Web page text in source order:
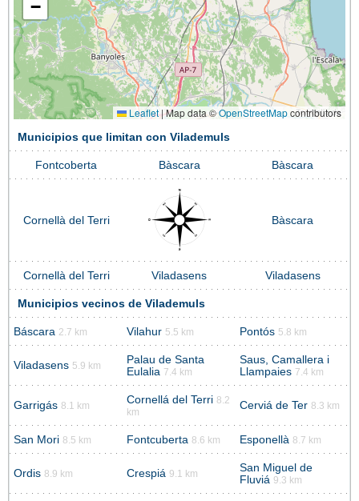
−
Leaflet|Map data ©OpenStreetMapcontributors
Municipios que limitan con Vilademuls
Fontcoberta Bàscara Bàscara
Cornellà del Terri Bàscara
Cornellà del Terri Viladasens Viladasens
Municipios vecinos de Vilademuls
Báscara 2.7 km Vilahur 5.5 km Pontós 5.8 km
Viladasens 5.9 km
Palau de Santa
Eulalia 7.4 km
Saus, Camallera i
Llampaies 7.4 km
Garrigás 8.1 km Cornellá del Terri 8.2
km
Cerviá de Ter 8.3 km
San Mori 8.5 km Fontcuberta 8.6 km Esponellà 8.7 km
Ordis 8.9 km Crespiá 9.1 km
San Miguel de
Fluviá 9.3 km